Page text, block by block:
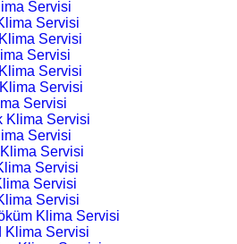
Servisi
Servisi
Servisi
Servisi
Servisi
Servisi
Servisi
Klima Servisi
Servisi
Servisi
Servisi
Servisi
Servisi
Klima Servisi
Klima Servisi